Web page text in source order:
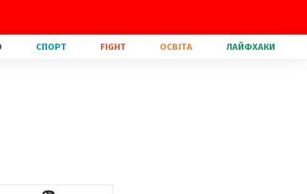
СПОРТ FIGHT ОСВІТА ЛАЙФХАКИ